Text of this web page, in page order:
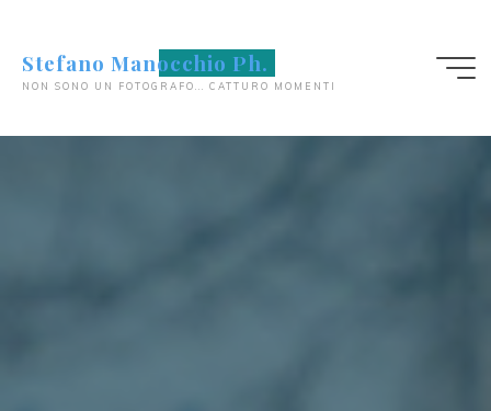
contenuto
Stefano Manocchio Ph.
NON SONO UN FOTOGRAFO... CATTURO MOMENTI